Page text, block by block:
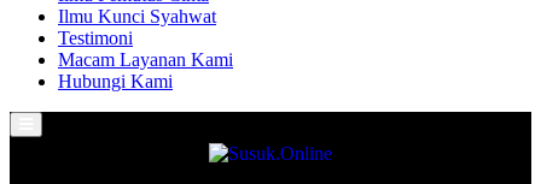
Ilmu Kunci Syahwat
Testimoni
Macam Layanan Kami
Hubungi Kami
Menu